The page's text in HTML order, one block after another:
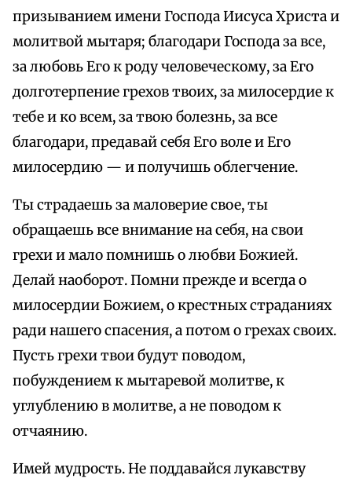
призыванием имени Господа Иисуса Христа и
молитвой мытаря; благодари Господа за все,
за любовь Его к роду человеческому, за Его
долготерпение грехов твоих, за милосердие к
тебе и ко всем, за твою болезнь, за все
благодари, предавай себя Его воле и Его
милосердию — и получишь облегчение.
Ты страдаешь за маловерие свое, ты
обращаешь все внимание на себя, на свои
грехи и мало помнишь о любви Божией.
Делай наоборот. Помни прежде и всегда о
милосердии Божием, о крестных страданиях
ради нашего спасения, а потом о грехах своих.
Пусть грехи твои будут поводом,
побуждением к мытаревой молитве, к
углублению в молитве, а не поводом к
отчаянию.
Имей мудрость. Не поддавайся лукавству